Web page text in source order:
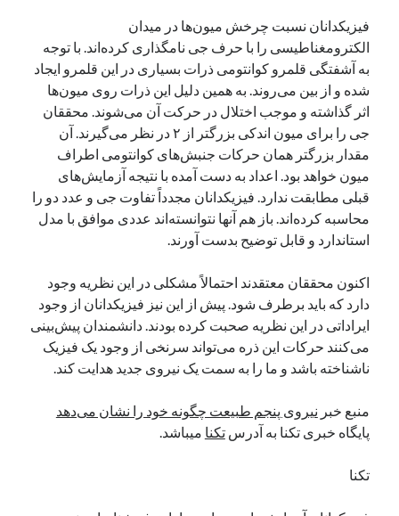
ژانویه 2025
دسامبر 2024
نوامبر 2024
اکتبر 2024
سپتامبر 2024
آگوست 2024
جولای 2024
ژوئن 2024
می 2024
آوریل 2024
مارس 2024
ژانویه 2024
دسامبر 2023
نوامبر 2023
اکتبر 2023
سپتامبر 2023
جولای 2023
دسامبر 2022
فیزیکدانان نسبت چرخش میون‌ها در میدان
الکترومغناطیسی را با حرف جی نامگذاری کرده‌اند. با توجه
به آشفتگی قلمرو کوانتومی ذرات بسیاری در این قلمرو ایجاد
شده و از بین می‌روند. به همین دلیل این ذرات روی میون‌ها
اثر گذاشته و موجب اختلال در حرکت آن می‌شوند. محققان
جی را برای میون اندکی بزرگتر از ۲ در نظر می‌گیرند. آن
مقدار بزرگتر همان حرکات جنبش‌های کوانتومی اطراف
میون خواهد بود. اعداد به دست آمده با نتیجه آزمایش‌های
قبلی مطابقت ندارد. فیزیکدانان مجدداً تفاوت جی و عدد دو را
محاسبه کرده‌اند. باز هم آنها نتوانسته‌اند عددی موافق با مدل
استاندارد و قابل توضیح بدست آورند.
اکنون محققان معتقدند احتمالاً مشکلی در این نظریه وجود
دارد که باید برطرف شود. پیش از این نیز فیزیکدانان از وجود
ایراداتی در این نظریه صحبت کرده بودند. دانشمندان پیش‌بینی
می‌کنند حرکات این ذره می‌تواند سرنخی از وجود یک فیزیک
ناشناخته باشد و ما را به سمت یک نیروی جدید هدایت کند.
منبع خبر نیروی پنجم طبیعت چگونه خود را نشان می‌دهد
پایگاه خبری تکنا به آدرستکنا میباشد.
تکنا